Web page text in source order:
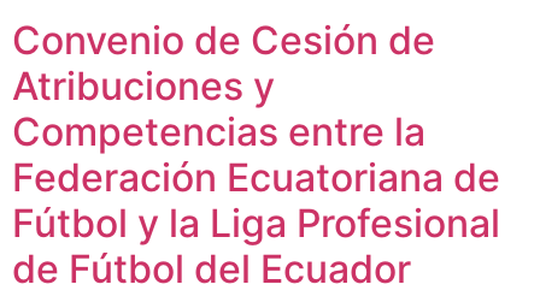
Convenio de Cesión de
Atribuciones y
Competencias entre la
Federación Ecuatoriana de
Fútbol y la Liga Profesional
de Fútbol del Ecuador